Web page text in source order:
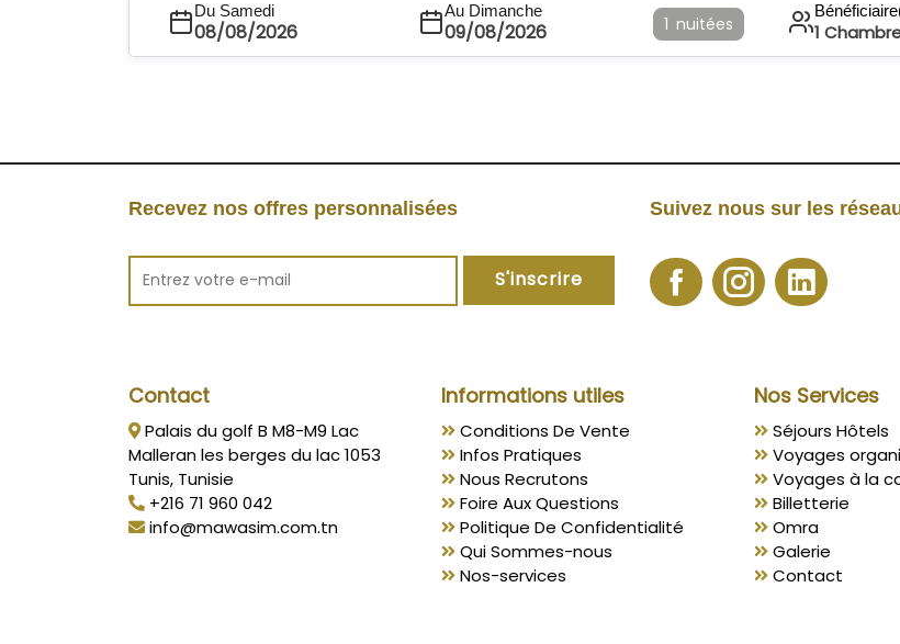
Du Samedi
08/08/2026
Au Dimanche
09/08/2026 1 nuitées 1
Recevez nos offres personnalisées
S'inscrire
Suivez nous sur les
Contact
Palais du golf B M8-M9 Lac
Malleran les berges du lac 1053
Tunis, Tunisie
+216 71 960 042
info@mawasim.com.tn
Informations utiles
Conditions De Vente
Infos Pratiques
Nous Recrutons
Foire Aux Questions
Politique De Confidentialité
Qui Sommes-nous
Nos-services
Nos Services
Séjours Hôtels
Voyages
Voyages à la
Billetterie
Omra
Galerie
Contact